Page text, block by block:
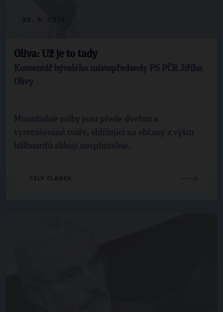
Oliva: Už je to tady
Komentář bývalého místopředsedy PS PČR Jiřího
Olivy
Mimořádné volby jsou přede dveřmi a
vyretušované tváře, shlížející na občany z výšin
billboardů slibují nesplnitelné.
CELÝ ČLÁNEK